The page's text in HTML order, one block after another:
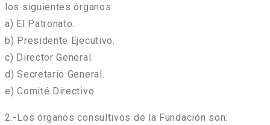
los siguientes órganos:
a) El Patronato.
b) Presidente Ejecutivo.
c) Director General.
d) Secretario General.
e) Comité Directivo.
2.-Los órganos consultivos de la Fundación son: